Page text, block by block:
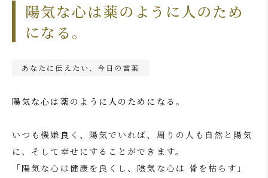
陽気な心は薬のように人のため
になる。
あなたに伝えたい、今日の言葉
陽気な心は薬のように人のためになる。
いつも機嫌良く、陽気でいれば、周りの人も自然と陽気
に、そして幸せにすることができます。
「陽気な心は健康を良くし、陰気な心は 骨を枯らす」